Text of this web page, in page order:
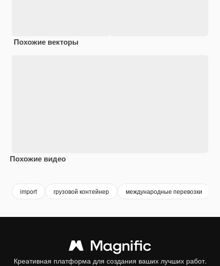
Похожие векторы
Похожие видео
import грузовой контейнер международные перевозки
Креативная платформа для создания ваших лучших работ.